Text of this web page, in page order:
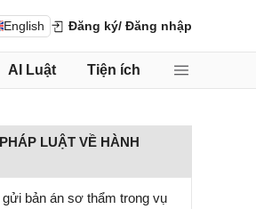
English Đăng ký/ Đăng nhập
AI Luật Tiện ích
LUẬT VỀ HÀNH
bản án sơ thẩm trong vụ